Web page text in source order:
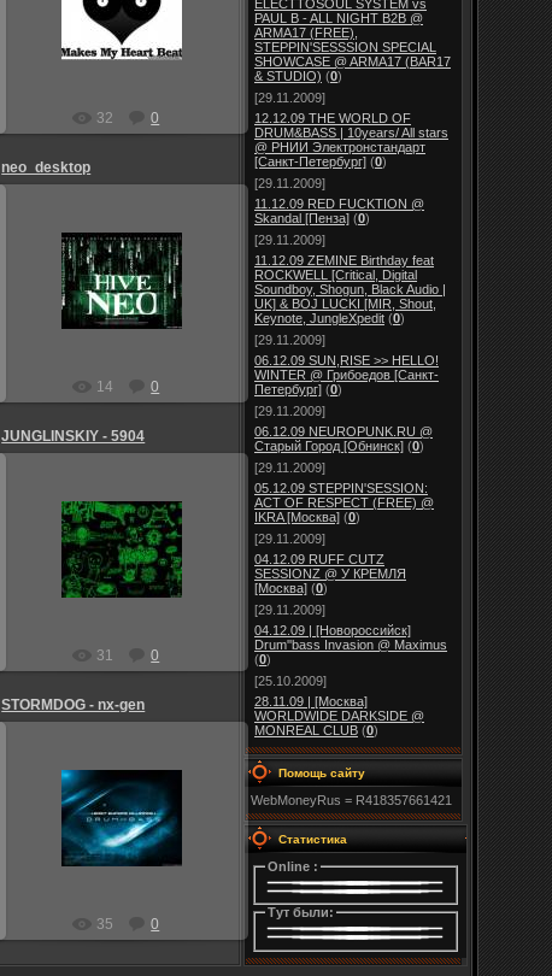
Admin_Jesp
32 0
neo_desktop
25.08.2009
Admin_Jesp
14 0
JUNGLINSKIY - 5904
25.08.2009
Admin_Jesp
31 0
STORMDOG - nx-gen
25.08.2009
Admin_Jesp
35 0
ELECTTOSOUL SYSTEM vs
PAUL B - ALL NIGHT B2B @
ARMA17 (FREE),
STEPPIN'SESSSION SPECIAL
SHOWCASE @ ARMA17 (BAR17
& STUDIO) (0)
[29.11.2009]
12.12.09 THE WORLD OF
DRUM&BASS | 10years/ All stars
@ РНИИ Электронстандарт
[Санкт-Петербург] (0)
[29.11.2009]
11.12.09 RED FUCKTION @
Skandal [Пенза] (0)
[29.11.2009]
11.12.09 ZEMINE Birthday feat
ROCKWELL [Critical, Digital
Soundboy, Shogun, Black Audio |
UK] & BOJ LUCKI [MIR, Shout,
Keynote, JungleXpedit (0)
[29.11.2009]
06.12.09 SUN,RISE >> HELLO!
WINTER @ Грибоедов [Санкт-
Петербург] (0)
[29.11.2009]
06.12.09 NEUROPUNK.RU @
Старый Город [Обнинск] (0)
[29.11.2009]
05.12.09 STEPPIN'SESSION:
ACT OF RESPECT (FREE) @
IKRA [Москва] (0)
[29.11.2009]
04.12.09 RUFF CUTZ
SESSIONZ @ У КРЕМЛЯ
[Москва] (0)
[29.11.2009]
04.12.09 | [Новороссийск]
Drum''bass Invasion @ Maximus
(0)
[25.10.2009]
28.11.09 | [Москва]
WORLDWIDE DARKSIDE @
MONREAL CLUB (0)
Помощь сайту
WebMoneyRus = R418357661421
Статистика
Online :
Тут были: